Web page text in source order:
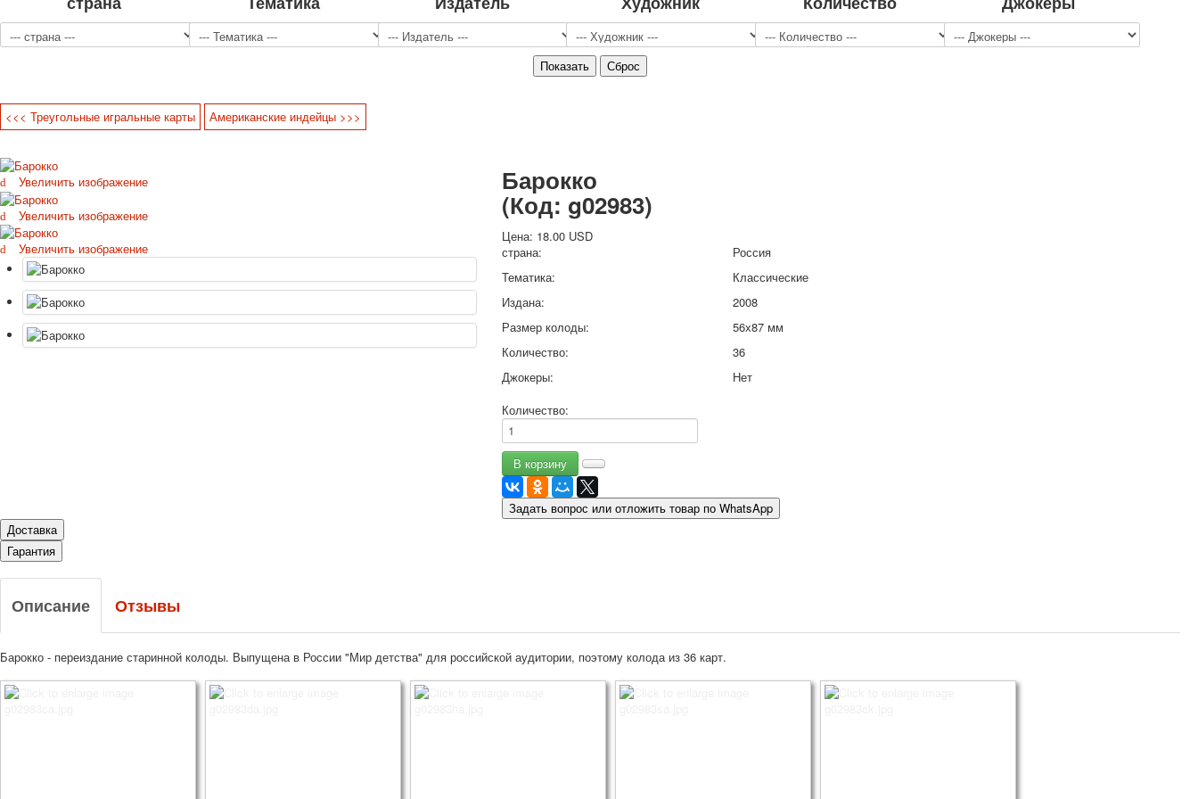
Джокеры
Транспорт
Охота и рыбалка
Открытки
С Новым годом!
8 марта
23 февраля
Свадьба
1 мая
Октябрьская революция
9 мая - день победы
1 сентября школа
Приглашение
Новости
Новости карточных колод
Избранное
<<< Треугольные игральные карты Американские индейцы >>>
Увеличить изображение
Увеличить изображение
Увеличить изображение
Барокко
(Код: g02983)
Цена: 18.00 USD
страна:
Россия
Тематика:
Классические
Издана:
2008
Размер колоды:
56х87 мм
Количество:
36
Джокеры:
Нет
Количество:
Задать вопрос или отложить товар по WhatsApp
Доставка
Гарантия
Описание Отзывы
Барокко - переиздание старинной колоды. Выпущена в России "Мир детства" для российской аудитории, поэтому колода из 36 карт.